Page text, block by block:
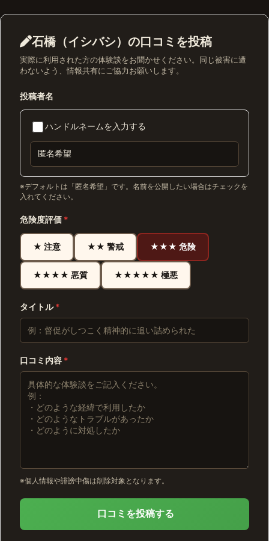
石橋（イシバシ）の口コミを投稿
実際に利用された方の体験談をお聞かせください。同じ被害に遭
わないよう、情報共有にご協力お願いします。
投稿者名
ハンドルネームを入力する
※デフォルトは「匿名希望」です。名前を公開したい場合はチェックを
入れてください。
危険度評価 *
★ 注意 ★★ 警戒 ★★★ 危険
★★★★ 悪質 ★★★★★ 極悪
タイトル*
口コミ内容 *
※個人情報や誹謗中傷は削除対象となります。
口コミを投稿する